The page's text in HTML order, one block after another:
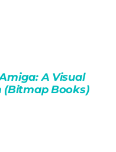
A Visual
(Bitmap Books)